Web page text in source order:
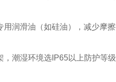
润滑油（如硅油），减少摩擦
潮湿环境选IP65以上防护等级